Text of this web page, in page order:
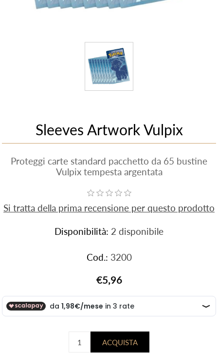
Sleeves Artwork Vulpix
Proteggi carte standard pacchetto da 65 bustine
Vulpix tempesta argentata
Si tratta della prima recensione per questo prodotto
Disponibilità: 2 disponibile
Cod.: 3200
€5,96